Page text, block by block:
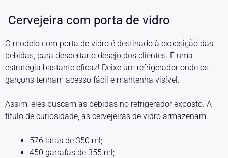
Cervejeira com porta de vidro
O modelo com porta de vidro é destinado à exposição das
bebidas, para despertar o desejo dos clientes. É uma
estratégia bastante eficaz! Deixe um refrigerador onde os
garçons tenham acesso fácil e mantenha visível.
Assim, eles buscam as bebidas no refrigerador exposto. A
título de curiosidade, as cervejeiras de vidro armazenam:
576 latas de 350 ml;
450 garrafas de 355 ml;